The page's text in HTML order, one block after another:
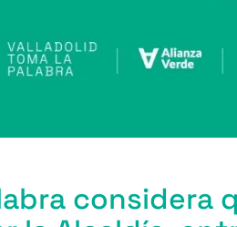
considera